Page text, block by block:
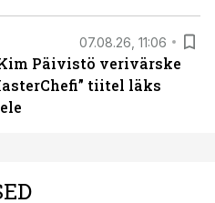
07.08.26, 11:06
Päivistö verivärske
tiitel läks